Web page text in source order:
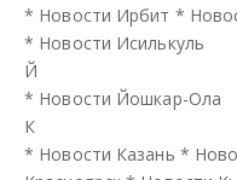
* Новости Ирбит *
* Новости Исилькуль
Й
* Новости Йошкар-Ола
К
* Новости Казань *